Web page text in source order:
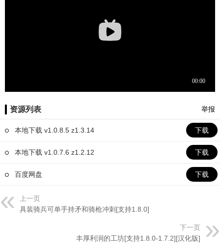
资源列表 举报
本地下载 v1.0.8.5 z1.3.14 下载
本地下载 v1.0.7.6 z1.2.12 下载
百度网盘 下载
上一页
具装骑兵可单手持矛和骑枪冲刺[支持1.8.0]
下一页
丰厚利润的工坊[支持1.8.0-1.7.2][汉化版]